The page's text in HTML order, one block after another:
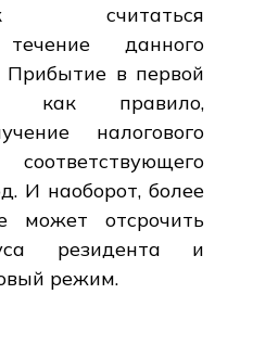
считаться
данного
Прибытие в первой
как правило,
налогового
И наоборот, более
может отсрочить
резидента и
режим.